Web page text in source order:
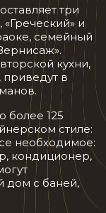
три
и
семейный
кухни,
в
более 125
стиле:
необходимое:
кондиционер,
дом с баней,